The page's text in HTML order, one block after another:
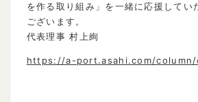
を作る取り組み」を一緒に応援してい
ございます。
代表理事 村上絢
https://a-port.asahi.com/